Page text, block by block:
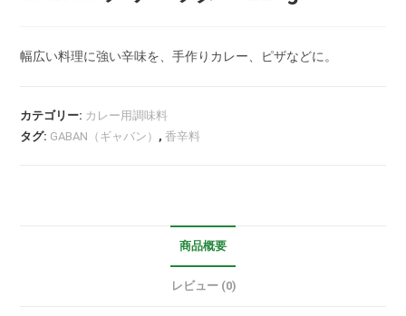
幅広い料理に強い辛味を、手作りカレー、ピザなどに。
カテゴリー: カレー用調味料
タグ: GABAN（ギャバン） ,香辛料
商品概要
レビュー (0)